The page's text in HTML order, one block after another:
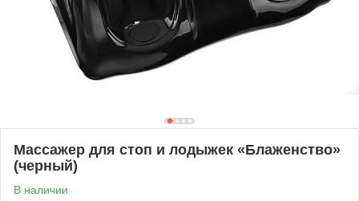
Массажер для стоп и лодыжек «Блаженство»
(черный)
В наличии